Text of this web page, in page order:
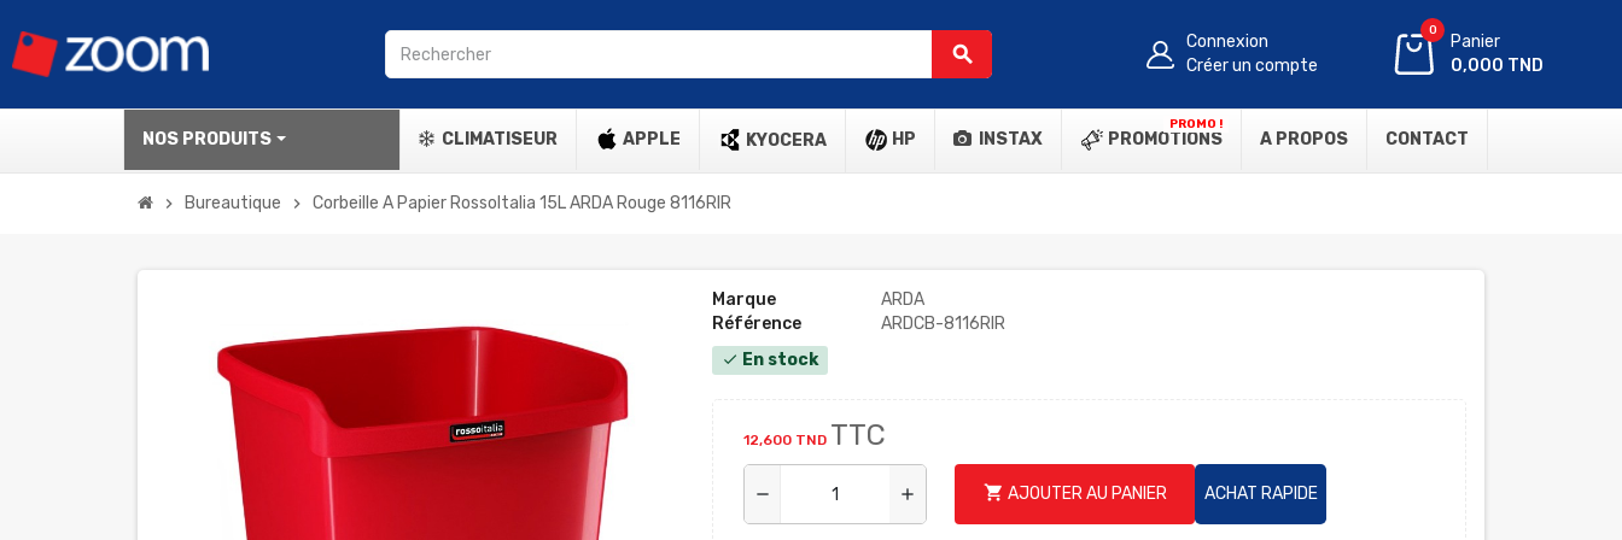
search
Connexion
Créer un compte
0
Panier
0,000 TND
NOS PRODUITS CLIMATISEUR APPLE KYOCERA HP INSTAX PROMOTIONS
PROMO !
A PROPOS CONTACT
chevron_right Bureautique chevron_right Corbeille A Papier RossoItalia 15L ARDA Rouge 8116RIR
Marque
ARDA
Référence
ARDCB-8116RIR
check En stock
12,600 TND TTC
remove add shopping_cart AJOUTER AU PANIER ACHAT RAPIDE